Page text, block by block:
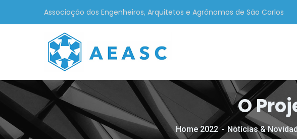
Associação dos Engenheiros, Arquitetos e Agrônomos de São Carlos
O
Home 2022 Notícias &